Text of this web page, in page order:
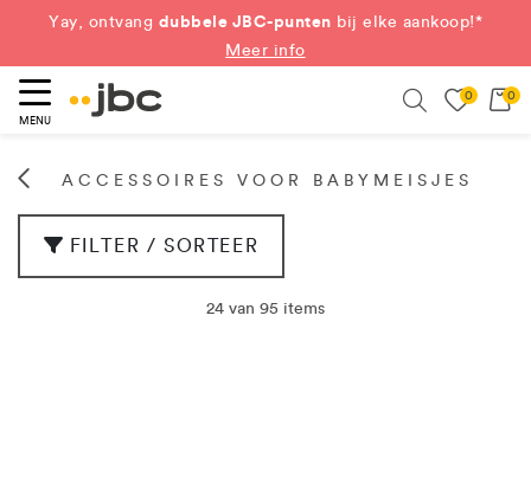
Yay, ontvang dubbele JBC-punten bij elke aankoop!*
Meer info
MENU
0 0
ACCESSOIRES VOOR BABYMEISJES
FILTER / SORTEER
24 van 95 items